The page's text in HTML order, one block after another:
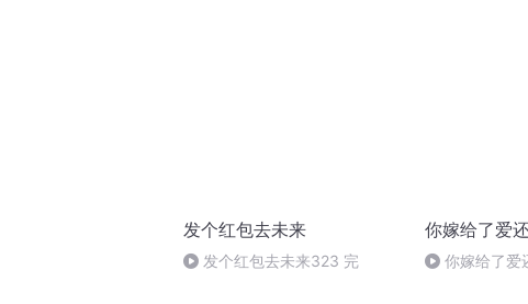
发个红包去未来
发个红包去未来323 完
你嫁给了爱
你嫁给了爱